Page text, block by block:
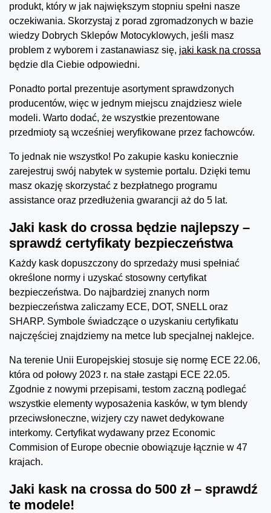
produkt, który w jak największym stopniu spełni nasze
oczekiwania. Skorzystaj z porad zgromadzonych w bazie
wiedzy Dobrych Sklepów Motocyklowych, jeśli masz
problem z wyborem i zastanawiasz się, jaki kask na crossa
będzie dla Ciebie odpowiedni.
Ponadto portal prezentuje asortyment sprawdzonych
producentów, więc w jednym miejscu znajdziesz wiele
modeli. Warto dodać, że wszystkie prezentowane
przedmioty są wcześniej weryfikowane przez fachowców.
To jednak nie wszystko! Po zakupie kasku koniecznie
zarejestruj swój nabytek w systemie portalu. Dzięki temu
masz okazję skorzystać z bezpłatnego programu
assistance oraz przedłużenia gwarancji aż do 5 lat.
Jaki kask do crossa będzie najlepszy –
sprawdź certyfikaty bezpieczeństwa
Każdy kask dopuszczony do sprzedaży musi spełniać
określone normy i uzyskać stosowny certyfikat
bezpieczeństwa. Do najbardziej znanych norm
bezpieczeństwa zaliczamy ECE, DOT, SNELL oraz
SHARP. Symbole świadczące o uzyskaniu certyfikatu
najczęściej znajdziemy na metce lub specjalnej naklejce.
Na terenie Unii Europejskiej stosuje się normę ECE 22.06,
która od połowy 2023 r. na stałe zastąpi ECE 22.05.
Zgodnie z nowymi przepisami, testom zaczną podlegać
wszystkie elementy wyposażenia kasków, w tym blendy
przeciwsłoneczne, wizjery czy nawet dedykowane
interkomy. Certyfikat wydawany przez Economic
Commision of Europe obecnie obowiązuje łącznie w 47
krajach.
Jaki kask na crossa do 500 zł – sprawdź
te modele!